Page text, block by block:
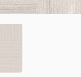
обратный